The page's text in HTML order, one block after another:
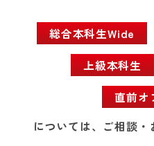
総合本科生Wide
上級本科生
直前オ
については、ご相談・